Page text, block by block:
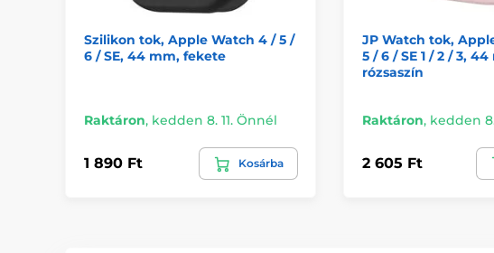
Szilikon tok, Apple Watch 4 / 5 /
6 / SE, 44 mm, fekete
Raktáron, kedden 8. 11. Önnél
1 890 Ft Kosárba
JP Watch tok,
5 / 6 / SE 1 / 2 / 3,
rózsaszín
Raktáron, kedden
2 605 Ft